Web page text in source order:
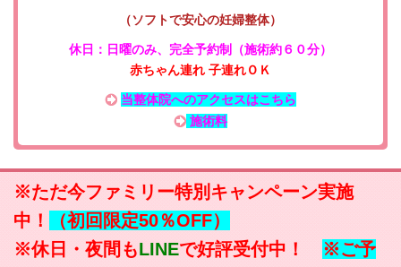
（ソフトで安心の妊婦整体）
休日：日曜のみ、 完全予約制（施術約６０分）
赤ちゃん連れ 子連れＯＫ
当整体院へのアクセスはこちら
施術料
※ただ今ファミリー特別キャンペーン実施
中！
（初回限定50％OFF）
※休日・夜間もLINEで好評受付中！ ※ご予